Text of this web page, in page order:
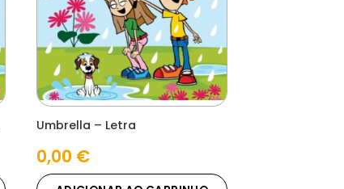
Umbrella – Letra
0,00 €